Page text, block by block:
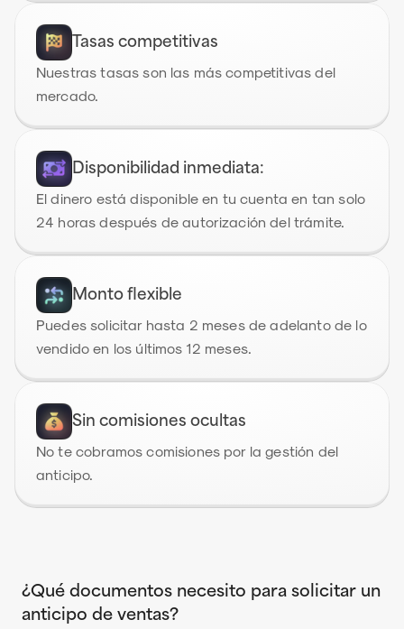
Tasas competitivas
Nuestras tasas son las más competitivas del
mercado.
Disponibilidad inmediata:
El dinero está disponible en tu cuenta en tan solo
24 horas después de autorización del trámite.
Monto flexible
Puedes solicitar hasta 2 meses de adelanto de lo
vendido en los últimos 12 meses.
Sin comisiones ocultas
No te cobramos comisiones por la gestión del
anticipo.
¿Qué documentos necesito para solicitar un
anticipo de ventas?